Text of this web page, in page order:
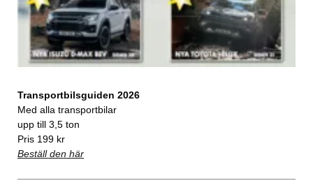
Transportbilsguiden 2026
Med alla transportbilar
upp till 3,5 ton
Pris 199 kr
Beställ den här